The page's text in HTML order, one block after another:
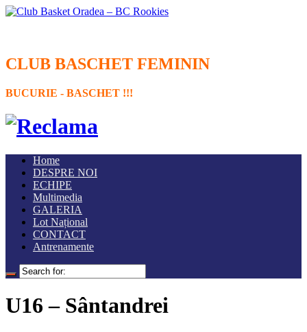
CLUB BASCHET FEMININ
BUCURIE - BASCHET !!!
Home
DESPRE NOI
ECHIPE
Multimedia
GALERIA
Lot Național
CONTACT
Antrenamente
U16 – Sântandrei